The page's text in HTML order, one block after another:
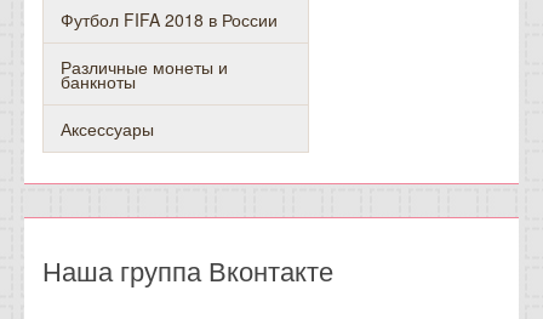
Футбол FIFA 2018 в России
Различные монеты и
банкноты
Аксессуары
Наша группа Вконтакте